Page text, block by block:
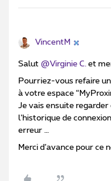
VincentM
Salut @Virginie C. et
Pourriez-vous refaire
à votre espace
Je vais ensuite regarder
l’historique de
erreur …
Merci d’avance pour ce